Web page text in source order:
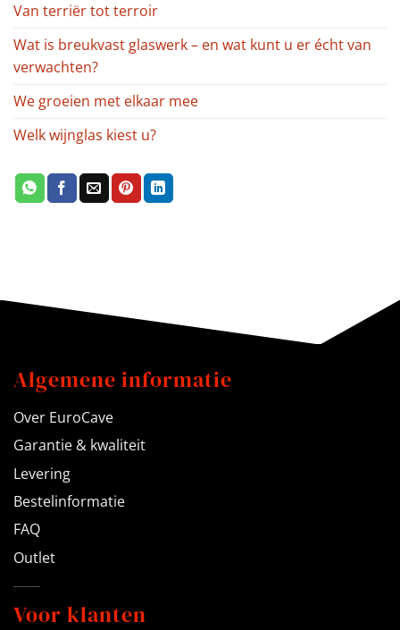
Van terriër tot terroir
Wat is breukvast glaswerk – en wat kunt u er écht van
verwachten?
We groeien met elkaar mee
Welk wijnglas kiest u?
Algemene informatie
Over EuroCave
Garantie & kwaliteit
Levering
Bestelinformatie
FAQ
Outlet
Voor klanten